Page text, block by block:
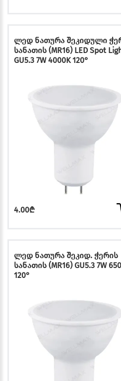
ლედ ნათურა შეკიდული
სანათის (MR16) LED Spot
GU5.3 7W 4000K 120°
4.00₾
ლედ ნათურა შეკიდ. ჭერის
სანათის (MR16) GU5.3 7W
120°